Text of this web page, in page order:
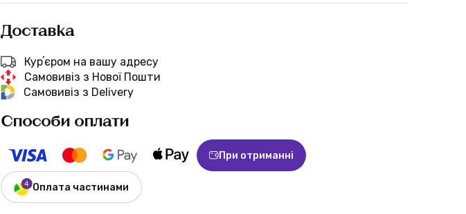
Доставка
Курʼєром на вашу адресу
Самовивіз з Нової Пошти
Самовивіз з Delivery
Способи оплати
При отриманні
Оплата частинами